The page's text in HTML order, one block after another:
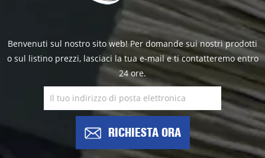
Benvenuti sul nostro sito web! Per domande sui nostri prodotti
o sul listino prezzi, lasciaci la tua e-mail e ti contatteremo entro
24 ore.
RICHIESTA ORA